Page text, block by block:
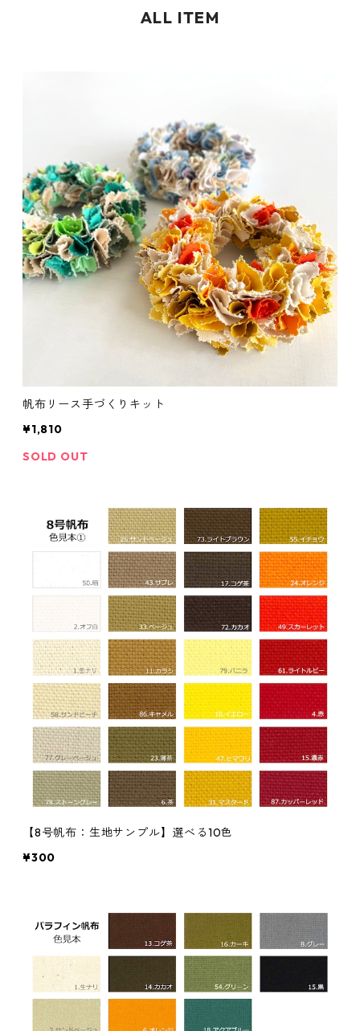
ALL ITEM
帆布リース手づくりキット
¥1,810
SOLD OUT
【8号帆布：生地サンプル】選べる10色
¥300